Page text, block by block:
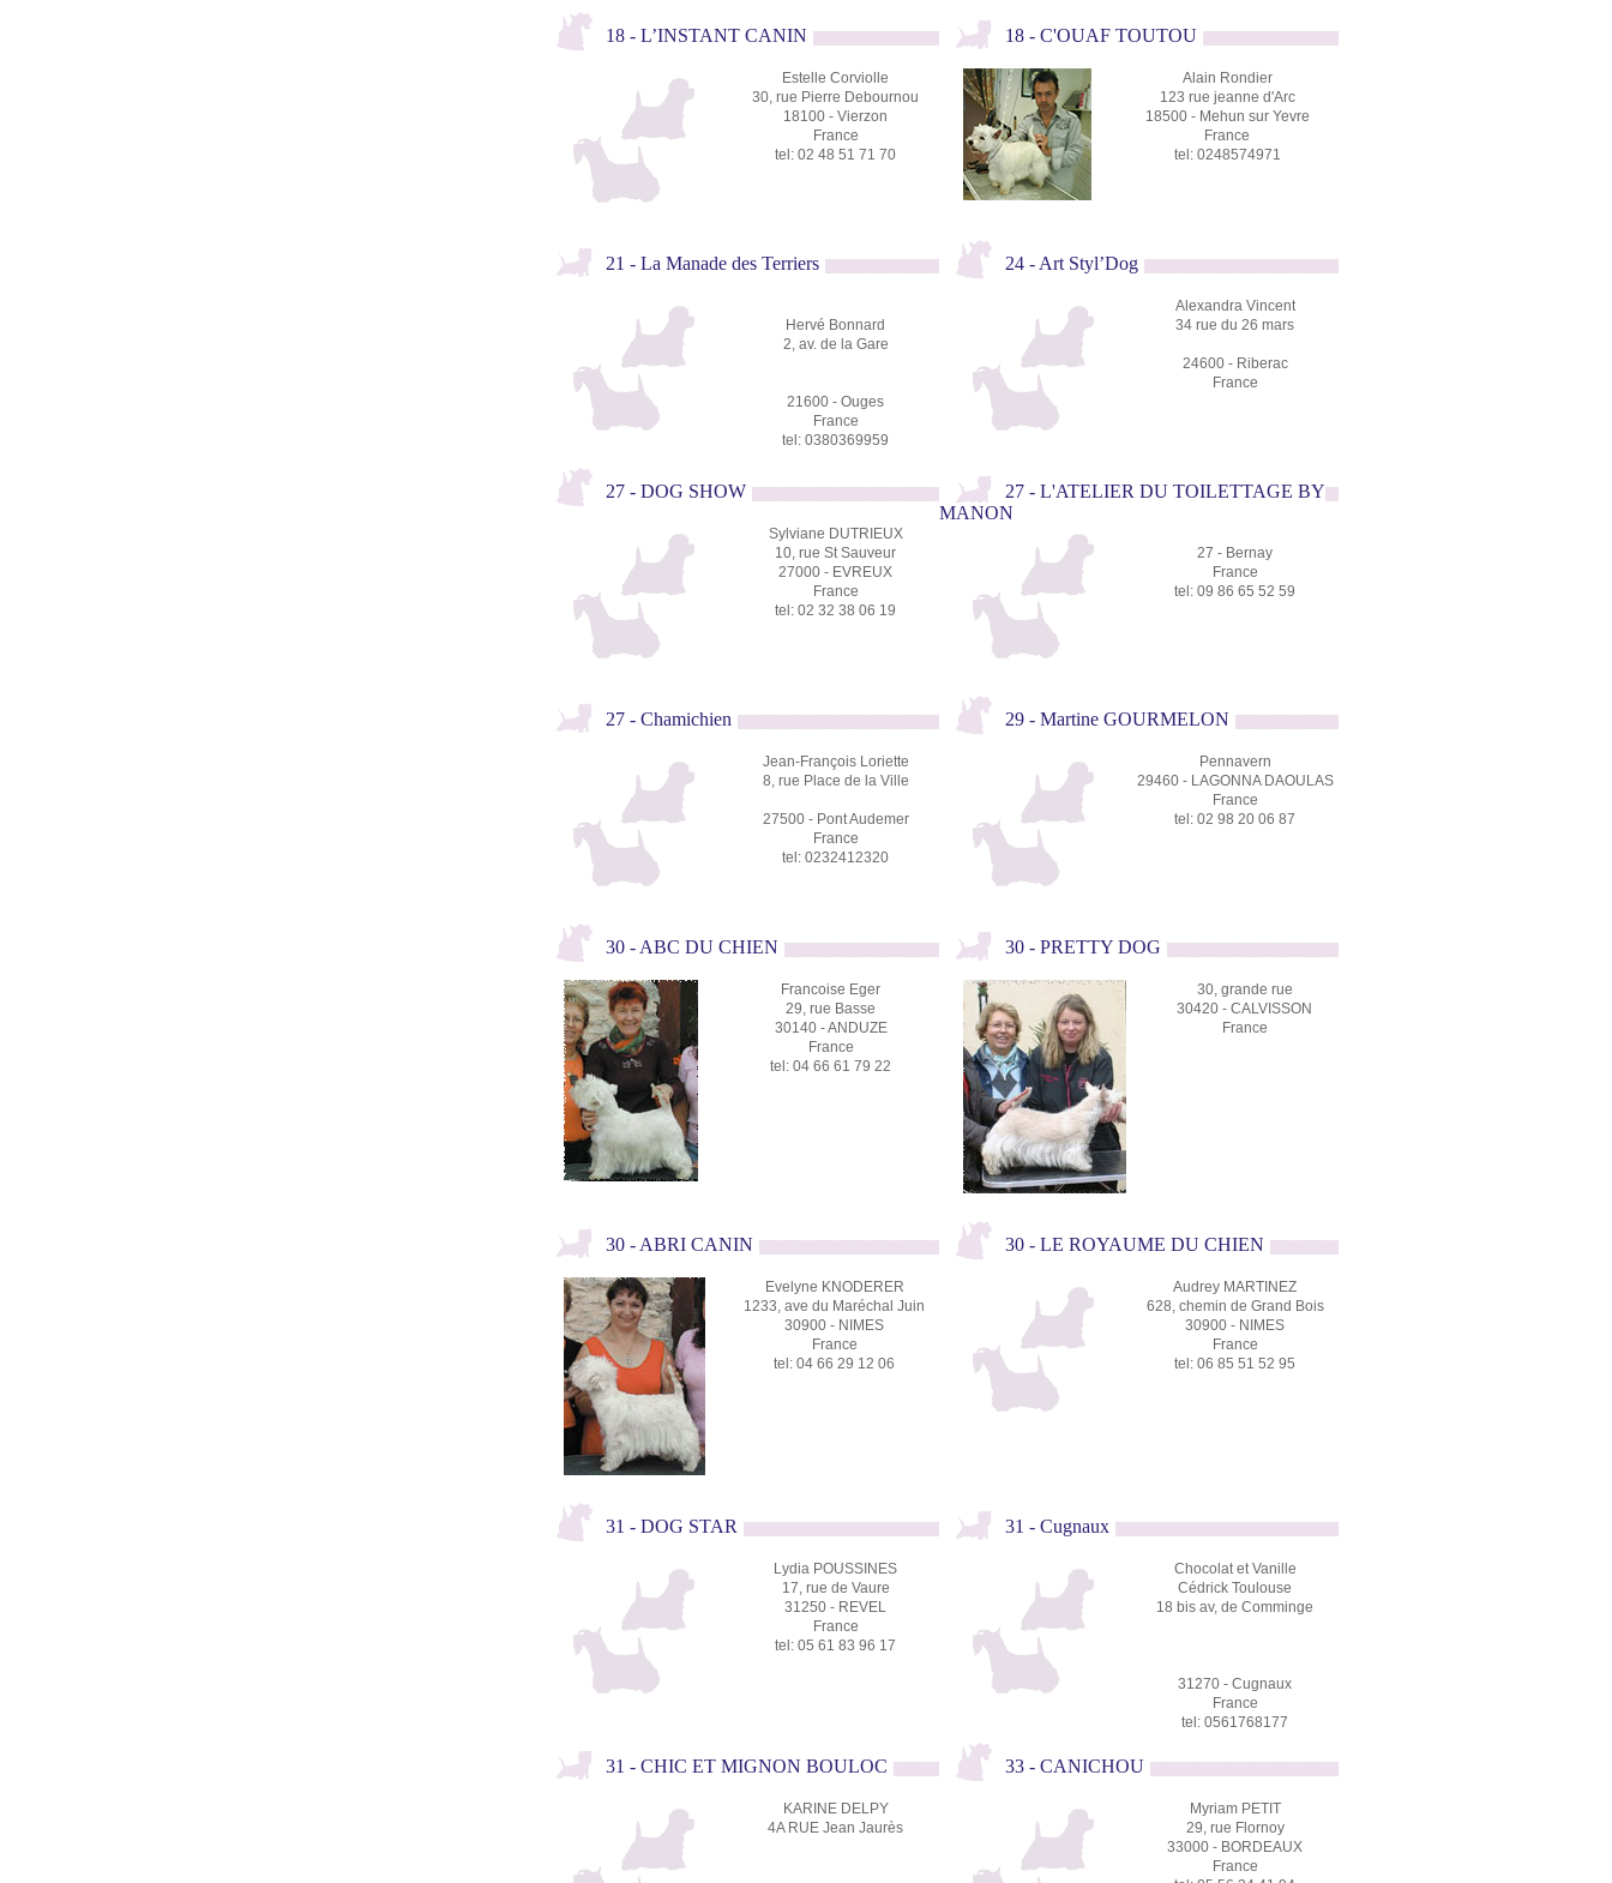
18 - L’INSTANT CANIN
Estelle Corviolle
30, rue Pierre Debournou
18100 - Vierzon
France
tel: 02 48 51 71 70
18 - C'OUAF TOUTOU
Alain Rondier
123 rue jeanne d'Arc
18500 - Mehun sur Yevre
France
tel: 0248574971
21 - La Manade des Terriers
Hervé Bonnard
2, av. de la Gare
21600 - Ouges
France
tel: 0380369959
24 - Art Styl’Dog
Alexandra Vincent
34 rue du 26 mars
24600 - Riberac
France
27 - DOG SHOW
Sylviane DUTRIEUX
10, rue St Sauveur
27000 - EVREUX
France
tel: 02 32 38 06 19
27 - L'ATELIER DU TOILETTAGE BY
MANON
27 - Bernay
France
tel: 09 86 65 52 59
27 - Chamichien
Jean-François Loriette
8, rue Place de la Ville
27500 - Pont Audemer
France
tel: 0232412320
29 - Martine GOURMELON
Pennavern
29460 - LAGONNA DAOULAS
France
tel: 02 98 20 06 87
30 - ABC DU CHIEN
Francoise Eger
29, rue Basse
30140 - ANDUZE
France
tel: 04 66 61 79 22
30 - PRETTY DOG
30, grande rue
30420 - CALVISSON
France
30 - ABRI CANIN
Evelyne KNODERER
1233, ave du Maréchal Juin
30900 - NIMES
France
tel: 04 66 29 12 06
30 - LE ROYAUME DU CHIEN
Audrey MARTINEZ
628, chemin de Grand Bois
30900 - NIMES
France
tel: 06 85 51 52 95
31 - DOG STAR
Lydia POUSSINES
17, rue de Vaure
31250 - REVEL
France
tel: 05 61 83 96 17
31 - Cugnaux
Chocolat et Vanille
Cédrick Toulouse
18 bis av, de Comminge
31270 - Cugnaux
France
tel: 0561768177
31 - CHIC ET MIGNON BOULOC
KARINE DELPY
4A RUE Jean Jaurès
33 - CANICHOU
Myriam PETIT
29, rue Flornoy
33000 - BORDEAUX
France